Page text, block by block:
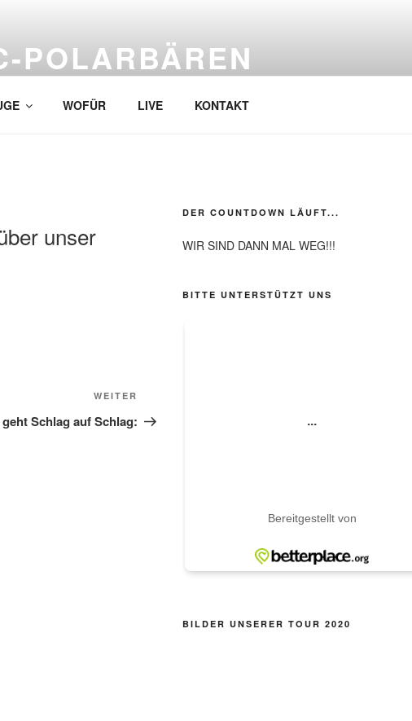
POLARBÄREN
WOFÜR LIVE KONTAKT
unser
Beitrag
WEITER
geht Schlag auf Schlag:
DER COUNTDOWN LÄUFT...
WIR SIND DANN MAL WEG!!!
BITTE UNTERSTÜTZT UNS
BILDER UNSERER TOUR 2020